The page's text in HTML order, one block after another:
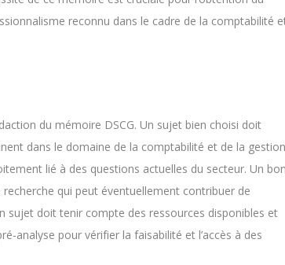
reconnu dans le cadre de la comptabilité
du mémoire DSCG. Un sujet bien choisi doit
dans le domaine de la comptabilité et de la
lié à des questions actuelles du secteur. Un
qui peut éventuellement contribuer de
sujet doit tenir compte des ressources disponibles et
analyse pour vérifier la faisabilité et l’accès à des